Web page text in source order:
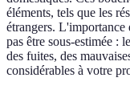
éléments, tels que les
étrangers. L'importance
pas être sous-estimée :
des fuites, des
considérables à votre